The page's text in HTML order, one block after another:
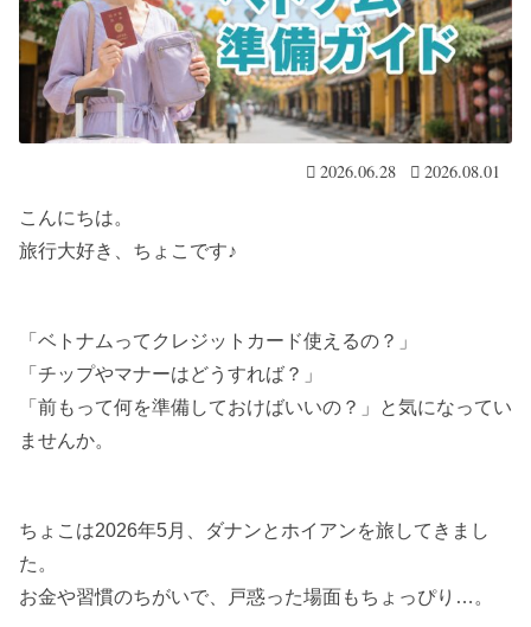
2026.06.28 2026.08.01
こんにちは。
旅行大好き、ちょこです♪
「ベトナムってクレジットカード使えるの？」
「チップやマナーはどうすれば？」
「前もって何を準備しておけばいいの？」と気になってい
ませんか。
ちょこは2026年5月、ダナンとホイアンを旅してきまし
た。
お金や習慣のちがいで、戸惑った場面もちょっぴり…。